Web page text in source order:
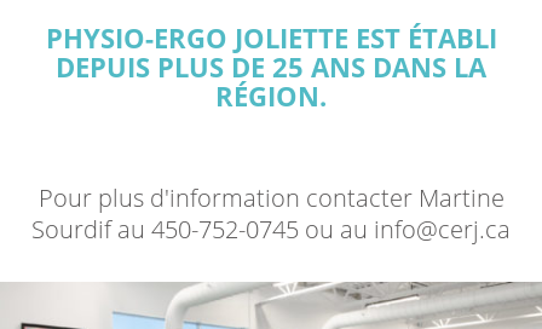
PHYSIO-ERGO JOLIETTE EST ÉTABLI
DEPUIS PLUS DE 25 ANS DANS LA
RÉGION.
Pour plus d'information contacter Martine
Sourdifau 450-752-0745 ou au info@cerj.ca